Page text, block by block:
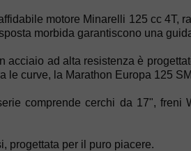
motore Minarelli 125 cc 4T,
morbida garantiscono una
acciaio ad alta resistenza è
le curve, la Marathon Europa 125
serie comprende cerchi da 17",
progettata per il puro piacere.